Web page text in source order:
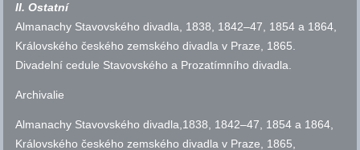
II. Ostatní
Almanachy Stavovského divadla, 1838, 1842–47, 1854 a 1864,
Královského českého zemského divadla v Praze, 1865.
Divadelní cedule Stavovského a Prozatímního divadla.
Archivalie
Almanachy Stavovského divadla,1838, 1842–47, 1854 a 1864,
Královského českého zemského divadla v Praze, 1865,